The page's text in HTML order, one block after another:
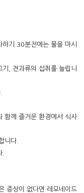
기 30분전에는 물을 마시
, 견과류의 섭취를 늘립니
함께 즐거운 환경에서 식사
니다.
증상이 없다면 레모네이드